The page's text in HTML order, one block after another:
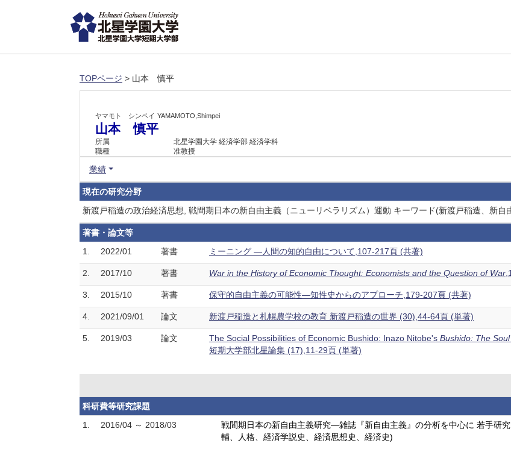
TOPページ > 山本 慎平
ヤマモト シンペイ YAMAMOTO,Shimpei
山本 慎平
所属
北星学園大学 経済学部 経済学科
職種
准教授
業績
現在の研究分野
新渡戸稲造の政治経済思想, 戦間期日本の新自由主義（ニューリベラリズム）運動 キーワード(新渡戸稲造、新自
著書・論文等
1.
2022/01 著書 ミーニング ―人間の知的自由について,107-217頁 (共著)
2. 2017/10 著書 War in the History of Economic Thought: Economists and the Question of War
3. 2015/10 著書 保守的自由主義の可能性―知性史からのアプローチ,179-207頁 (共著)
4. 2021/09/01 論文 新渡戸稲造と札幌農学校の教育 新渡戸稲造の世界 (30),44-64頁 (単著)
5. 2019/03 論文 The Social Possibilities of Economic Bushido: Inazo Nitobe's Bushido: The
短期大学部北星論集 (17),11-29頁 (単著)
科研費等研究課題
1.
2016/04 ～ 2018/03
戦間期日本の新自由主義研究―雑誌『新自由主義』の分析を中心に 若手研
輔、人格、経済学説史、経済思想史、経済史)